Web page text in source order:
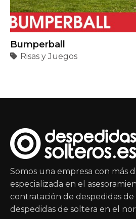
Bumperball
Risas y Juegos
Somos una empresa con más
especializada en el
contratación de despedidas
despedidas de soltera en el